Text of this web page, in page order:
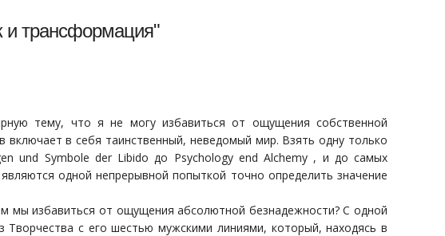
и трансформация"
тему, что я не могу избавиться от ощущения собственной
включает в себя таинственный, неведомый мир. Взять одну только
und Symbole der Libido до Psychology end Alchemy , и до самых
одной непрерывной попыткой точно определить значение
мы избавиться от ощущения абсолютной безнадежности? С одной
с его шестью мужскими линиями, который, находясь в